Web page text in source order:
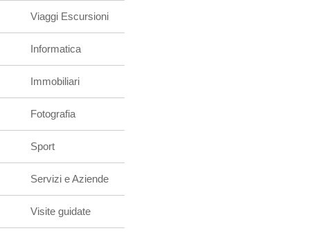
Viaggi Escursioni
Informatica
Immobiliari
Fotografia
Sport
Servizi e Aziende
Visite guidate